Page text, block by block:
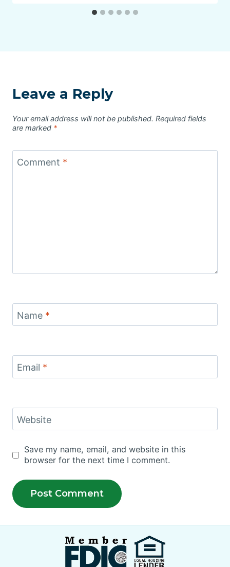
Leave a Reply
Your email address will not be published. Required fields
are marked *
Comment *
Name *
Email *
Website
Save my name, email, and website in this
browser for the next time I comment.